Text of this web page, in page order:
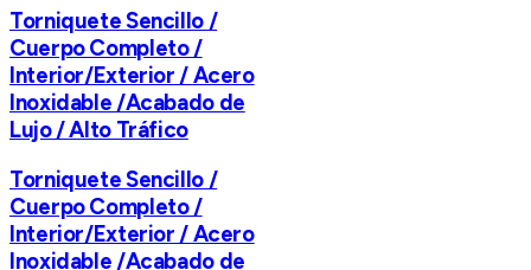
Torniquete Sencillo /
Cuerpo Completo /
Interior/Exterior / Acero
Inoxidable /Acabado de
Lujo / Alto Tráfico
Torniquete Sencillo /
Cuerpo Completo /
Interior/Exterior / Acero
Inoxidable /Acabado de